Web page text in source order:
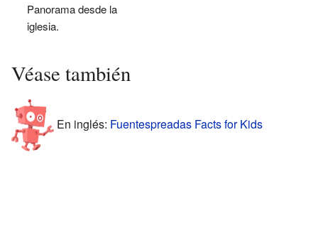
Panorama desde la
iglesia.
Véase también
En inglés: Fuentespreadas Facts for Kids